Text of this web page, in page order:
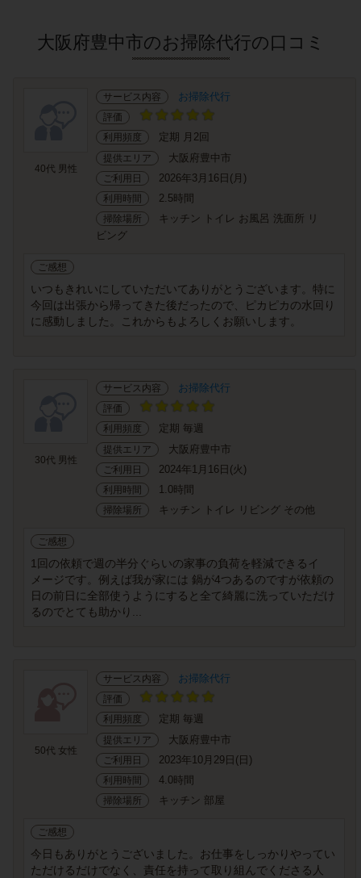
大阪府豊中市のお掃除代行の口コミ
40代 男性
サービス内容 お掃除代行
評価
利用頻度
定期 月2回
提供エリア 大阪府豊中市
ご利用日 2026年3月16日(月)
利用時間 2.5時間
掃除場所
キッチン トイレ お風呂 洗面所 リ
ビング
ご感想
いつもきれいにしていただいてありがとうございます。特に
今回は出張から帰ってきた後だったので、ピカピカの水回り
に感動しました。これからもよろしくお願いします。
30代 男性
サービス内容 お掃除代行
評価
利用頻度
定期 毎週
提供エリア 大阪府豊中市
ご利用日 2024年1月16日(火)
利用時間 1.0時間
掃除場所 キッチン トイレ リビング その他
ご感想
1回の依頼で週の半分ぐらいの家事の負荷を軽減できるイ
メージです。例えば我が家には 鍋が4つあるのですが依頼の
日の前日に全部使うようにすると全て綺麗に洗っていただけ
るのでとても助かり...
50代 女性
サービス内容 お掃除代行
評価
利用頻度
定期 毎週
提供エリア 大阪府豊中市
ご利用日 2023年10月29日(日)
利用時間 4.0時間
掃除場所 キッチン 部屋
ご感想
今日もありがとうございました。お仕事をしっかりやってい
ただけるだけでなく、責任を持って取り組んでくださる人